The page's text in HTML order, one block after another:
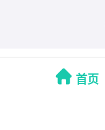
首页